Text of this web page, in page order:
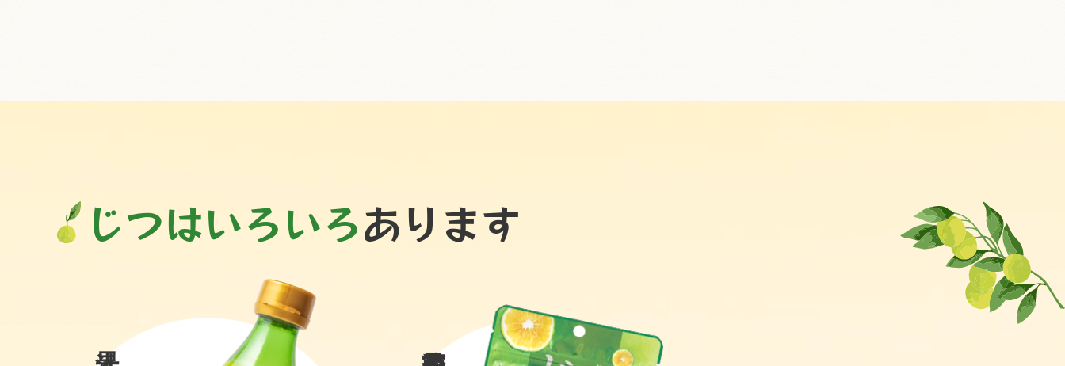
じつはいろいろあります